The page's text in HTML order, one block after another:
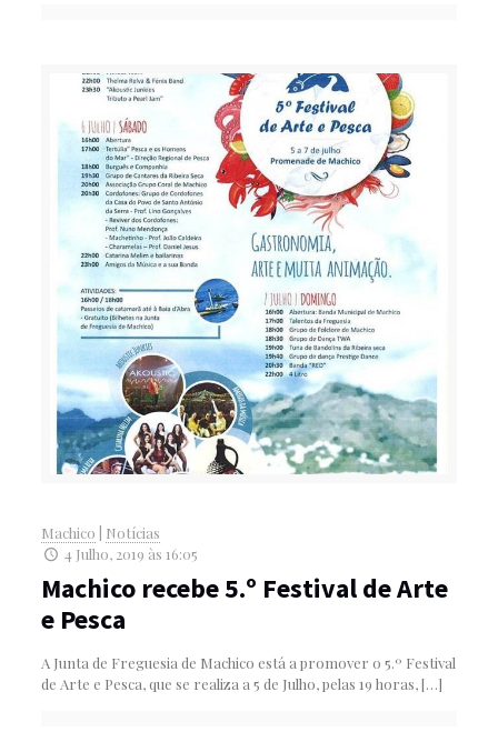
Machico
Notícias
4 Julho, 2019 às 16:05
Machico recebe 5.º Festival de Arte
e Pesca
A Junta de Freguesia de Machico está a promover o 5.º Festival
de Arte e Pesca, que se realiza a 5 de Julho, pelas 19 horas,[…]